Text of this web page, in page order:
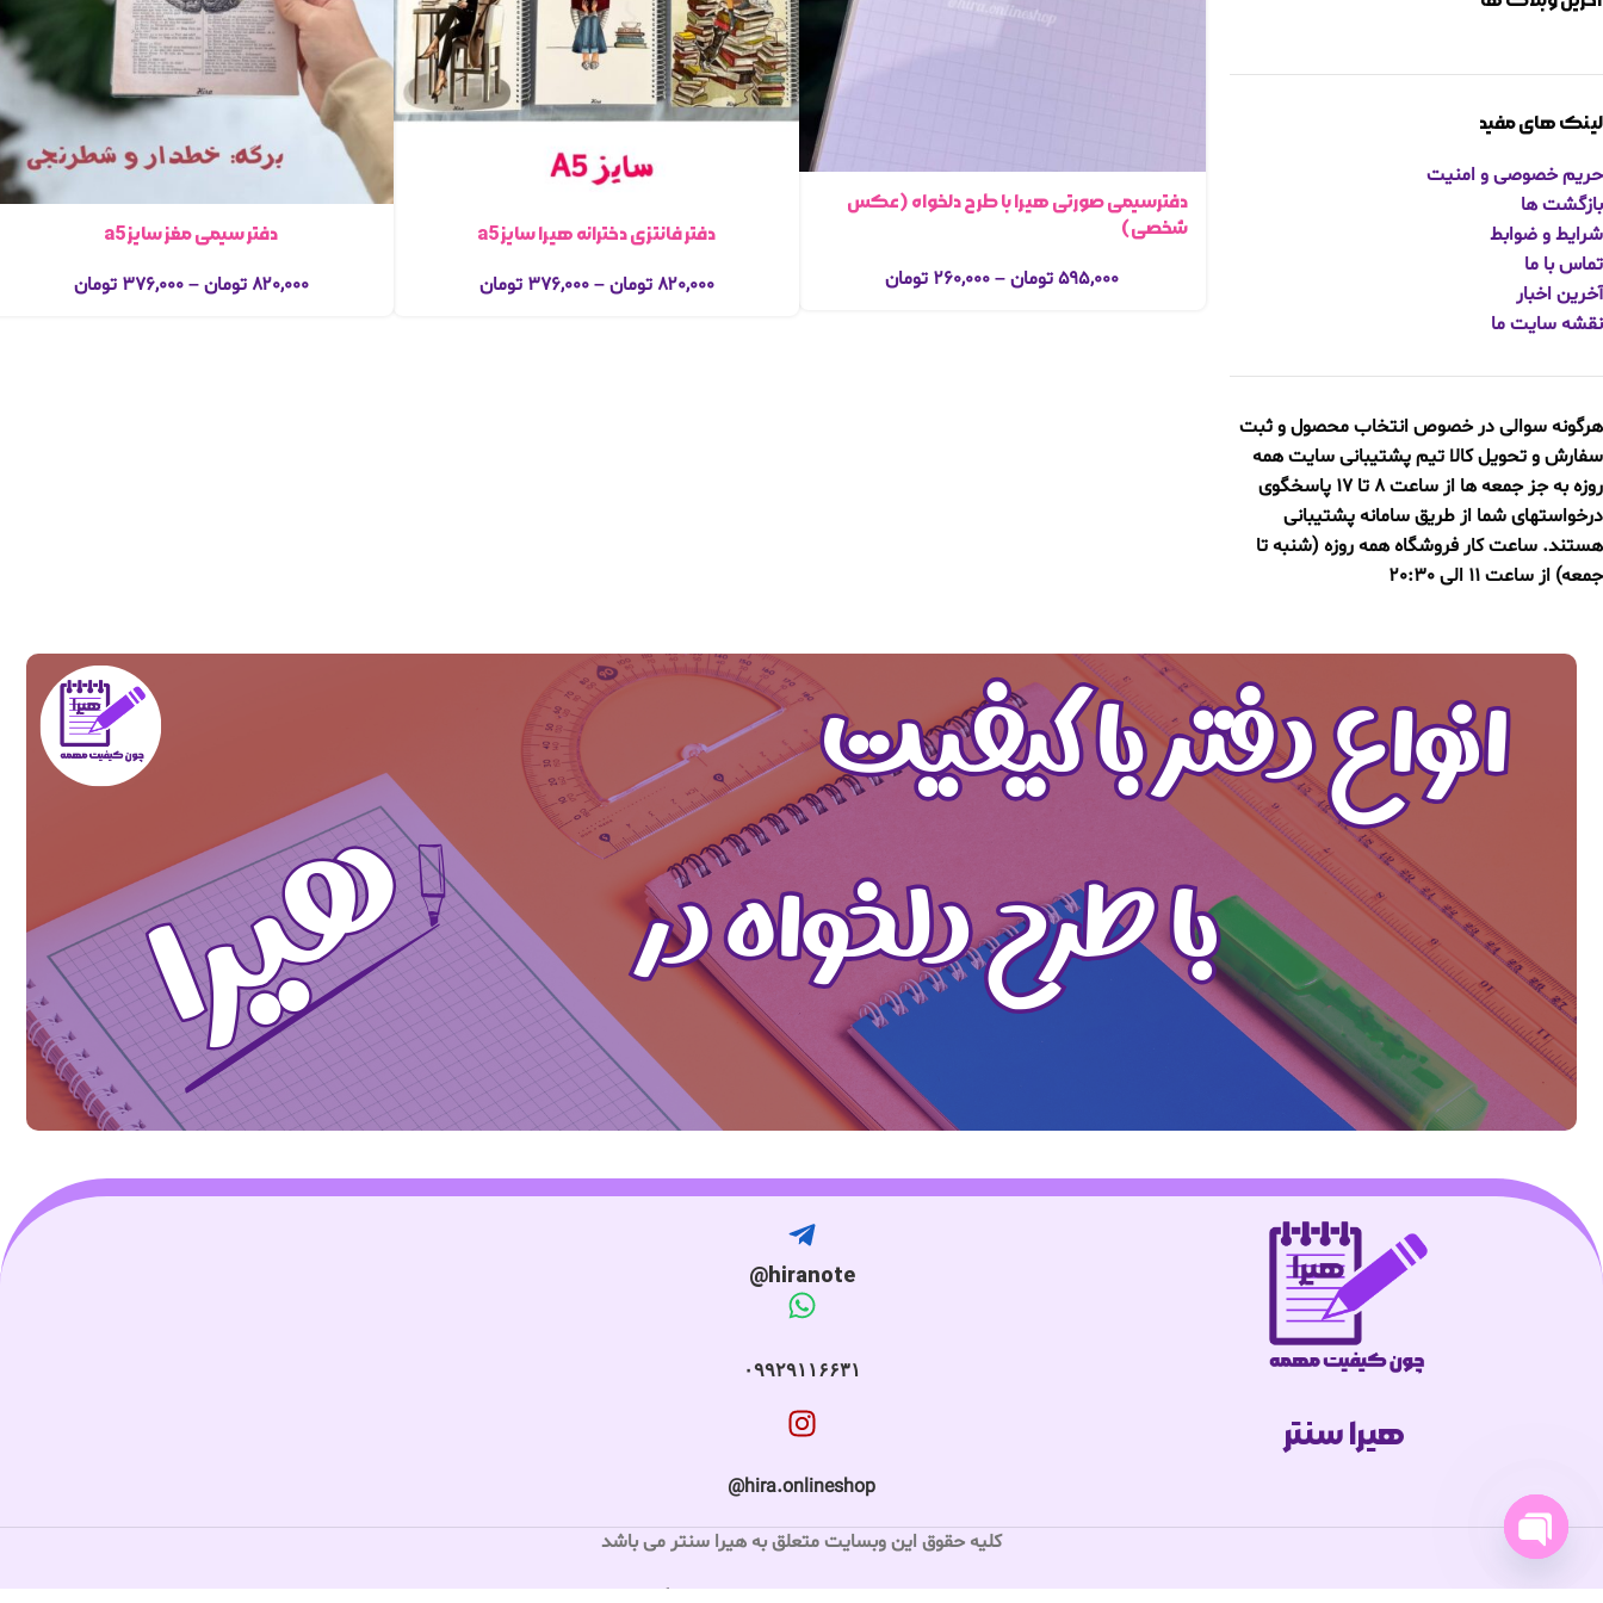
لینک های مفید
حریم خصوصی و امنیت
بازگشت ها
شرایط و ضوابط
تماس با ما
آخرین اخبار
نقشه سایت ما
هرگونه سوالی در خصوص انتخاب محصول و ثبت
سفارش و تحویل کالا تیم پشتیبانی سایت همه
روزه به جز جمعه ها از ساعت 8 تا 17 پاسخگوی
درخواستهای شما از طریق سامانه پشتیبانی
هستند. ساعت کار فروشگاه همه روزه (شنبه تا
جمعه) از ساعت 11 الی 20:30
دفترسیمی صورتی هیرا با طرح دلخواه (عکس
شخصی)
۵۹۵,۰۰۰ تومان – ۲۶۰,۰۰۰ تومان
دفتر فانتزی دخترانه هیرا سایز a5
۸۲۰,۰۰۰ تومان–۳۷۶,۰۰۰ تومان
دفتر سیمی مغز سایز a5
۸۲۰,۰۰۰ تومان–۳۷۶,۰۰۰ تومان
هیرا سنتر
hiranote@
۰۹۹۲۹۱۱۶۶۳۱
hira.onlineshop@
کلیه حقوق این وبسایت متعلق به هیرا سنتر می باشد